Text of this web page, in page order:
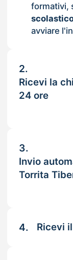
formativi,
avviare
2.
Ricevi la
24 ore
3.
Invio
Torrita
4. Ricevi